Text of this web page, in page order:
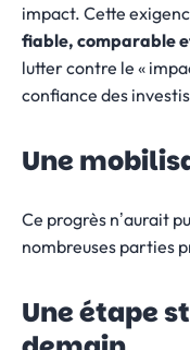
impact. Cette
fiable, comparable
lutter contre le «
confiance des
Une
Ce progrès n’aurait
nombreuses parties
Une étape